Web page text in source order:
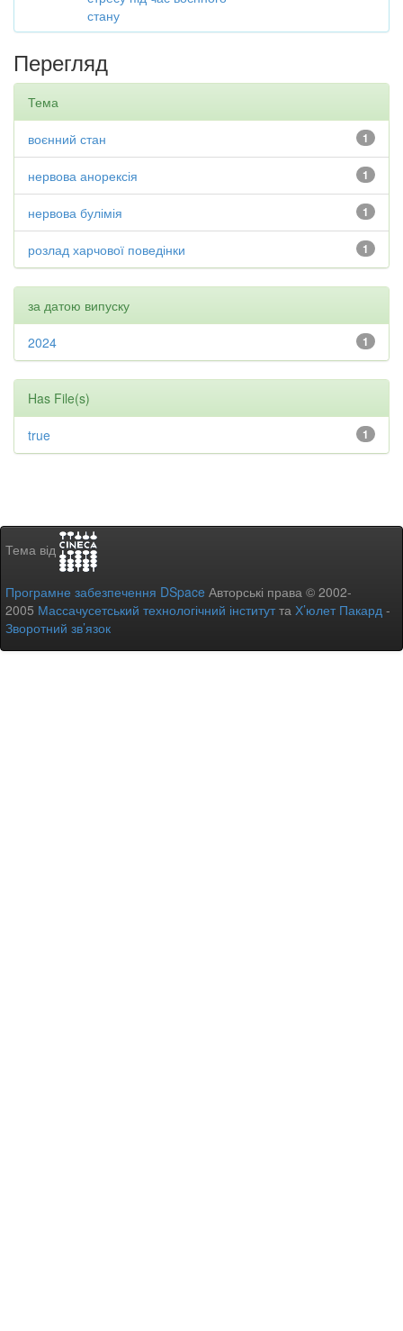
стану
Перегляд
Тема
1
воєнний стан
1
нервова анорексія
1
нервова булімія
1
розлад харчової поведінки
за датою випуску
1
2024
Has File(s)
1
true
Тема від
Програмне забезпечення DSpace Авторські права © 2002-
2005 Массачусетський технологічний інститутта Х’юлет Пакард -
Зворотний зв’язок